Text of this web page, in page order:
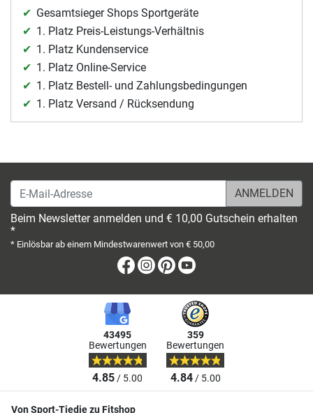
Gesamtsieger Shops Sportgeräte
1. Platz Preis-Leistungs-Verhältnis
1. Platz Kundenservice
1. Platz Online-Service
1. Platz Bestell- und Zahlungsbedingungen
1. Platz Versand / Rücksendung
E-Mail-Adresse
Beim Newsletter anmelden und € 10,00 Gutschein erhalten
*
* Einlösbar ab einem Mindestwarenwert von € 50,00
Facebook
Instagram
Pinterest
43495
Bewertungen
4.85/ 5.00
359
Bewertungen
4.84/ 5.00
Von Sport-Tiedje zu Fitshop